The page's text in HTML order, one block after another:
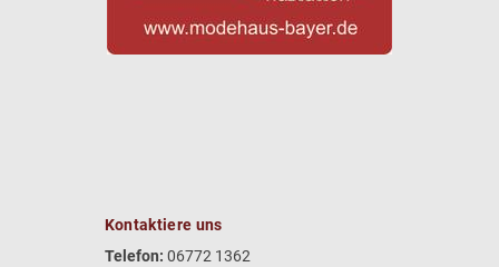
Kontaktiere uns
Telefon: 06772 1362